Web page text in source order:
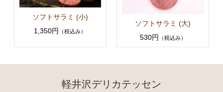
ソフトサラミ (小)
1,350円
（税込み）
ソフトサラミ (大)
530円
（税込み）
軽井沢デリカテッセン